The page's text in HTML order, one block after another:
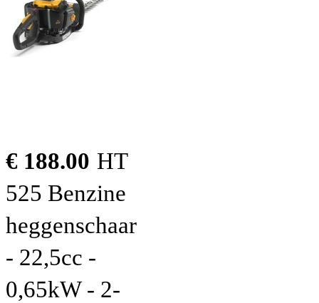
€ 188.00 HT
525 Benzine
heggenschaar
- 22,5cc -
0,65kW - 2-